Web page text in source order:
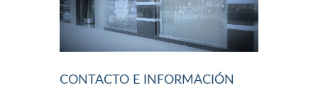
CONTACTO E INFORMACIÓN